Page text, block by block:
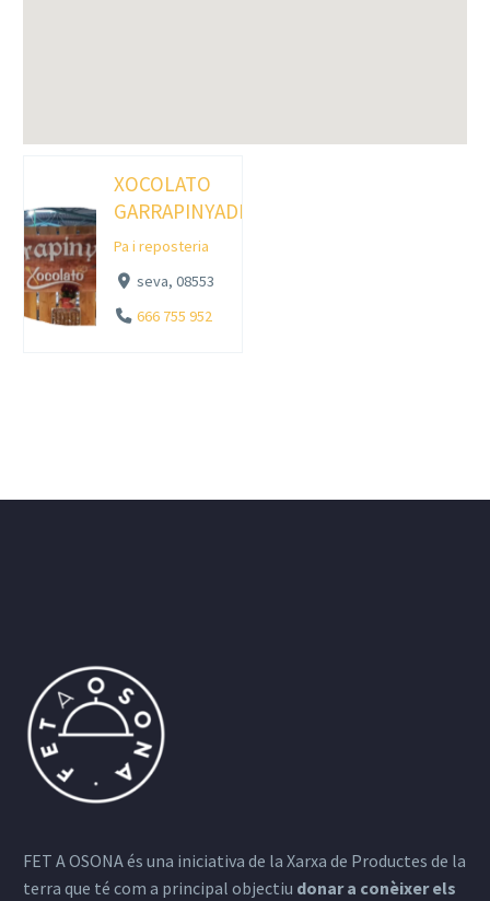
XOCOLATO
GARRAPINYADES
Pa i reposteria
seva, 08553
666 755 952
FET A OSONA és una iniciativa de la Xarxa de Productes de la
terra que té com a principal objectiu donar a conèixer els